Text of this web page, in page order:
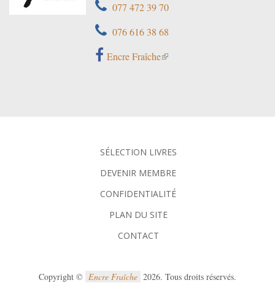
077 472 39 70
076 616 38 68
Encre Fraîche
SÉLECTION LIVRES
DEVENIR MEMBRE
CONFIDENTIALITÉ
PLAN DU SITE
CONTACT
Copyright © Encre Fraîche 2026. Tous droits réservés.